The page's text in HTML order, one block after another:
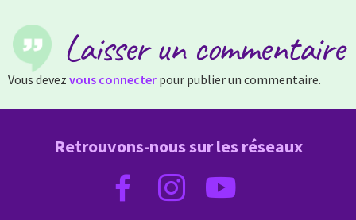
Laisser un commentaire
Vous devez vous connecter pour publier un commentaire.
Retrouvons-nous sur les réseaux